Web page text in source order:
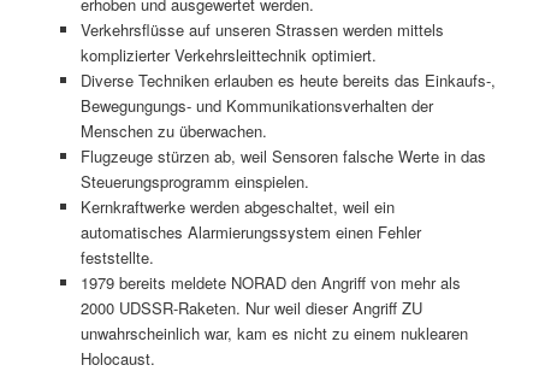
Verkehrsflüsse auf unseren Strassen werden mittels
komplizierter Verkehrsleittechnik optimiert.
Diverse Techniken erlauben es heute bereits das Einkaufs-,
Bewegungungs- und Kommunikationsverhalten der
Menschen zu überwachen.
Flugzeuge stürzen ab, weil Sensoren falsche Werte in das
Steuerungsprogramm einspielen.
Kernkraftwerke werden abgeschaltet, weil ein
automatisches Alarmierungssystem einen Fehler
feststellte.
1979 bereits meldete NORAD den Angriff von mehr als
2000 UDSSR-Raketen. Nur weil dieser Angriff ZU
unwahrscheinlich war, kam es nicht zu einem nuklearen
Holocaust.